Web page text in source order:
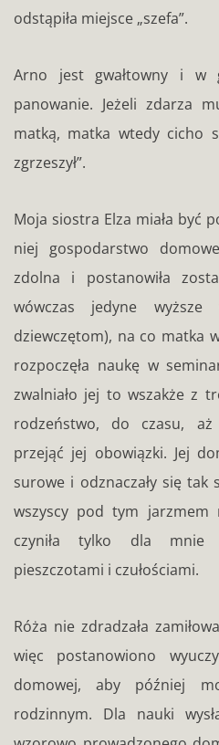
odstąpiła miejsce „szefa”.
Arno jest gwałtowny i w
panowanie. Jeżeli zdarza
matką, matka wtedy cicho
zgrzeszył”.
Moja siostra Elza miała być
niej gospodarstwo
zdolna i postanowiła
wówczas jedyne wyższe
dziewczętom), na co matka
rozpoczęła naukę w
zwalniało jej to wszakże z
rodzeństwo, do czasu, aż
przejąć jej obowiązki. Jej
surowe i odznaczały się tak
wszyscy pod tym jarzmem
czyniła tylko dla mnie
pieszczotami i czułościami.
Róża nie zdradzała
więc postanowiono
domowej, aby później
rodzinnym. Dla nauki